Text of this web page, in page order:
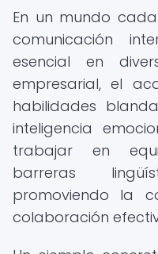
En un mundo
comunicación
esencial en
empresarial, el
habilidades
inteligencia
trabajar en
barreras
promoviendo la
colaboración